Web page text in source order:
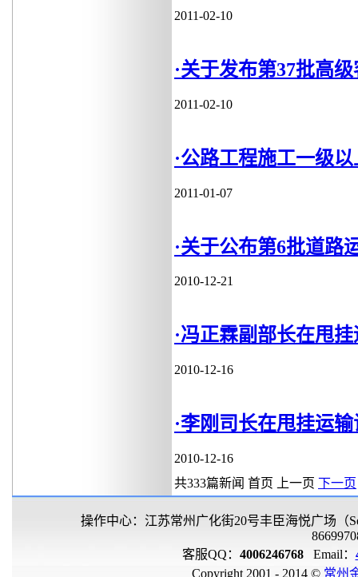
2011-02-10
·关于发布第37批高
2011-02-10
·公路工程施工一级
2011-01-07
·关于公布第6批道路
2010-12-21
·冯正霖副部长在甩
2010-12-16
·李刚司长在甩挂运
2010-12-16
共333篇新闻 首页 上一页 下一页
操作中心：江苏常州广化街20号丰臣海悦广场（
客服QQ： 4006246768Email：
Copyright 2001 - 2014 © 常州